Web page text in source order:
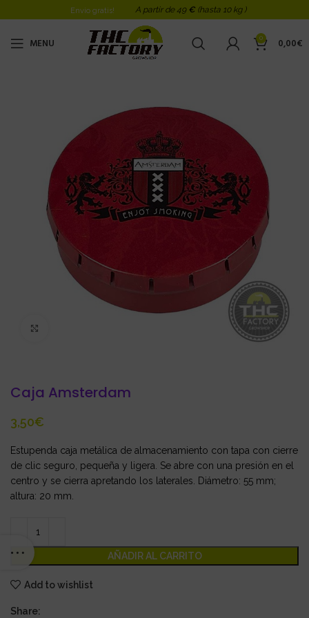
Envio gratis! A partir de 49 € (hasta 10 kg )
MENU 0 0,00€
Caja Amsterdam
€
Estupenda caja metálica de almacenamiento con tapa con cierre
de clic seguro, pequeña y ligera. Se abre con una presión en el
centro y se cierra apretando los laterales. Diámetro: 55 mm;
altura: 20 mm.
AÑADIR AL CARRITO
Add to wishlist
Share: